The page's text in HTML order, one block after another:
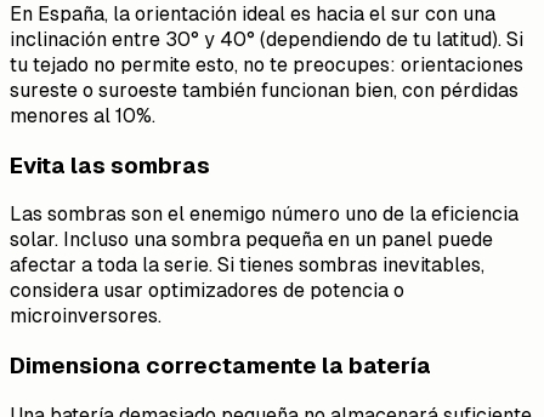
En España, la orientación ideal es hacia el sur con una
inclinación entre 30° y 40° (dependiendo de tu latitud). Si
tu tejado no permite esto, no te preocupes: orientaciones
sureste o suroeste también funcionan bien, con pérdidas
menores al 10%.
Evita las sombras
Las sombras son el enemigo número uno de la eficiencia
solar. Incluso una sombra pequeña en un panel puede
afectar a toda la serie. Si tienes sombras inevitables,
considera usar optimizadores de potencia o
microinversores.
Dimensiona correctamente la batería